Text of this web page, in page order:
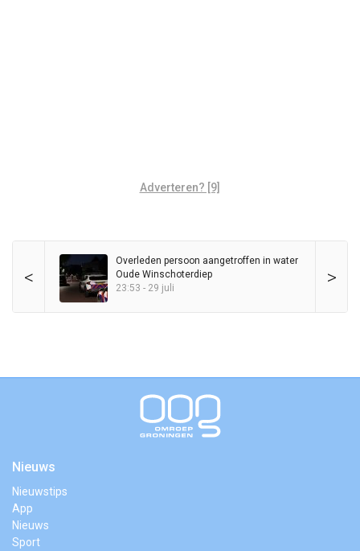
Adverteren? [9]
< >
Overleden persoon aangetroffen in water
Oude Winschoterdiep
23:53 - 29 juli
Nieuws
Nieuwstips
App
Nieuws
Sport